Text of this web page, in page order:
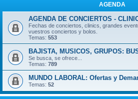
AGENDA
AGENDA DE CONCIERTOS -
Fechas de conciertos, clinics, grandes
vuestros conciertos y bolos.
Temas: 553
BAJISTA, MUSICOS, GRUPOS:
Se busca, se ofrece...
Temas: 789
MUNDO LABORAL: Ofertas y
Temas: 52